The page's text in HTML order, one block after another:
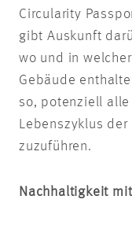
Circularity
gibt Auskunft
wo und in
Gebäude
so, potenziell
Lebenszyklus
zuzuführen.
Nachhaltigkeit